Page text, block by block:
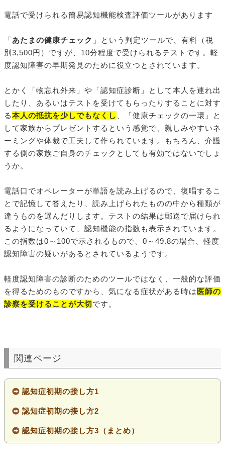
電話で受けられる簡易認知機能検査評価ツールがあります
「あたまの健康チェック 」という判定ツールで、有料（税
別3,500円）ですが、10分程度で受けられるテストです。軽
度認知障害の早期発見のために役立つとされています。
とかく「物忘れ外来」や「認知症診断」として本人を連れ出
したり、あるいはテストを受けてもらったりすることに対す
る本人の抵抗を少しでもなくし
、「健康チェックの一環」と
して家族からプレゼントするという感覚で、親しみやすいネ
ーミングや体裁で工夫して作られています。もちろん、介護
する側の家族ご自身のチェックとしても有効ではないでしょ
うか。
電話口でオペレーターが単語を読み上げるので、復唱するこ
とで記憶して答えたり、読み上げられたものの中から種類が
違うものを選んだりします。テストの結果は郵送で届けられ
るようになっていて、認知機能の指数も表示されています。
この指数は0～100で示されるもので、0～49.8の場合、軽度
認知障害の疑いがあるとされているようです。
軽度認知障害の診断のためのツールではなく、一般的な評価
を得るためのものですから、気になる症状がある時は 医師の
診察を受けることが大切です。
関連ページ
認知症初期の接し方1
認知症初期の接し方2
認知症初期の接し方3（まとめ）